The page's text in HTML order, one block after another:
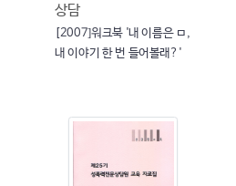
상담
[2007]워크북 '내 이름은 ㅁ,
내 이야기 한 번 들어볼래?'